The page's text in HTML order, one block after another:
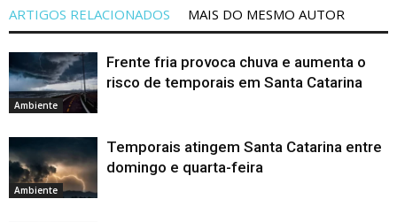
ARTIGOS RELACIONADOS MAIS DO MESMO AUTOR
Ambiente
Frente fria provoca chuva e aumenta o
risco de temporais em Santa Catarina
Ambiente
Temporais atingem Santa Catarina entre
domingo e quarta-feira